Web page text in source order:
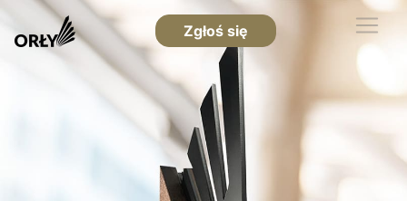
Zgłoś się